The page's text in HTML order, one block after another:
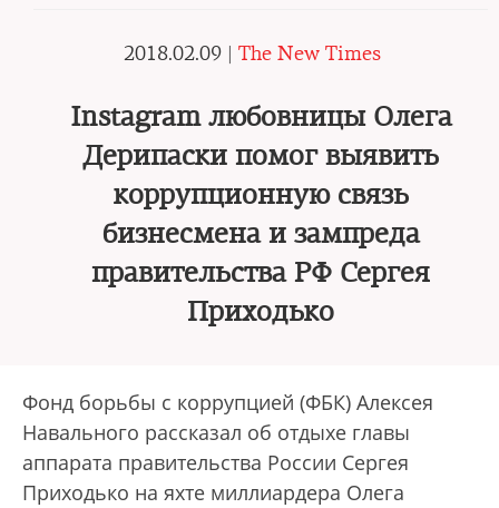
2018.02.09 | The New Times
Instagram любовницы Олега
Дерипаски помог выявить
коррупционную связь
бизнесмена и зампреда
правительства РФ Сергея
Приходько
Фонд борьбы с коррупцией (ФБК) Алексея
Навального рассказал об отдыхе главы
аппарата правительства России Сергея
Приходько на яхте миллиардера Олега